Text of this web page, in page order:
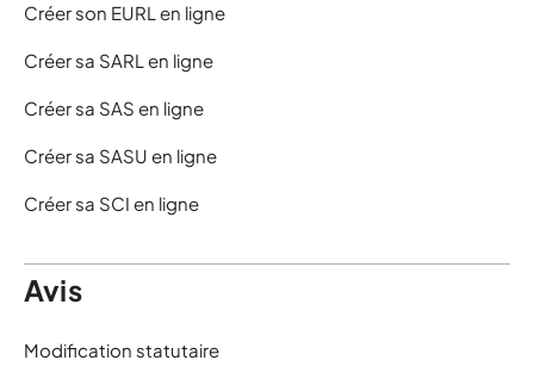
Créer son EURL en ligne
Créer sa SARL en ligne
Créer sa SAS en ligne
Créer sa SASU en ligne
Créer sa SCI en ligne
Avis
Modification statutaire